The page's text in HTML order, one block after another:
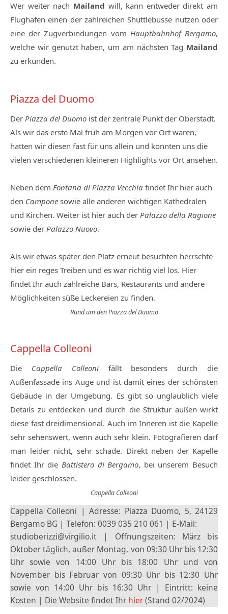
Wer weiter nach Mailand will, kann entweder direkt am
Flughafen einen der zahlreichen Shuttlebusse nutzen oder
eine der Zugverbindungen vom Hauptbahnhof Bergamo,
welche wir genutzt haben, um am nächsten Tag Mailand
zu erkunden.
Piazza del Duomo
Der Piazza del Duomo ist der zentrale Punkt der Oberstadt.
Als wir das erste Mal früh am Morgen vor Ort waren,
hatten wir diesen fast für uns allein und konnten uns die
vielen verschiedenen kleineren Highlights vor Ort ansehen.
Neben dem Fontana di Piazza Vecchia findet Ihr hier auch
den Campone sowie alle anderen wichtigen Kathedralen
und Kirchen. Weiter ist hier auch der Palazzo della Ragione
sowie der Palazzo Nuovo.
Als wir etwas später den Platz erneut besuchten herrschte
hier ein reges Treiben und es war richtig viel los. Hier
findet Ihr auch zahlreiche Bars, Restaurants und andere
Möglichkeiten süße Leckereien zu finden.
Rund um den Piazza del Duomo
Cappella Colleoni
Die Cappella Colleonifällt besonders durch die
Außenfassade ins Auge und ist damit eines der schönsten
Gebäude in der Umgebung. Es gibt so unglaublich viele
Details zu entdecken und durch die Struktur außen wirkt
diese fast dreidimensional. Auch im Inneren ist die Kapelle
sehr sehenswert, wenn auch sehr klein. Fotografieren darf
man leider nicht, sehr schade. Direkt neben der Kapelle
findet Ihr die Battistero di Bergamo, bei unserem Besuch
leider geschlossen.
Cappella Colleoni
Cappella Colleoni | Adresse: Piazza Duomo, 5, 24129
Bergamo BG | Telefon: 0039 035 210 061 | E-Mail:
studioberizzi@virgilio.it | Öffnungszeiten: März bis
Oktober täglich, außer Montag, von 09:30 Uhr bis 12:30
Uhr sowie von 14:00 Uhr bis 18:00 Uhr und von
November bis Februar von 09:30 Uhr bis 12:30 Uhr
sowie von 14:00 Uhr bis 16:30 Uhr | Eintritt: keine
Kosten | Die Website findet Ihr hier(Stand 02/2024)